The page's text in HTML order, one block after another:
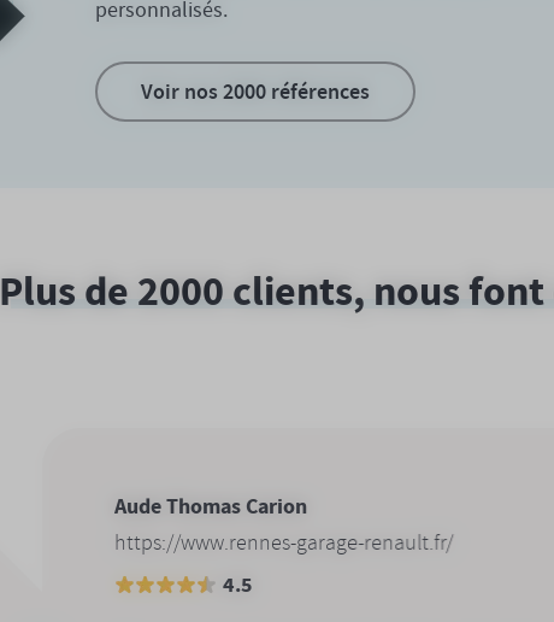
personnalisés.
Voir nos 2000 références
Plus de 2000 clients, nous
Aude Thomas Carion
https://www.rennes-garage-renault.fr/
4.5